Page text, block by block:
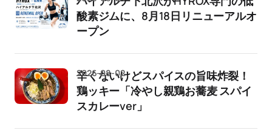
酸素ジムに、8月18日リニューアルオ
ープン
辛くないけどスパイスの旨味炸裂！
鶏ッキー「冷やし親鶏お蕎麦 スパイ
スカレーver」
2026-08-02